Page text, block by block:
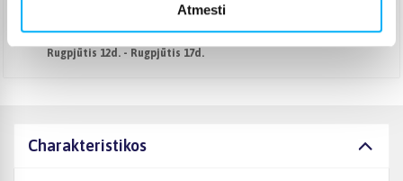
Atmesti
Rugpjūtis 12d. - Rugpjūtis 17d.
Atsiėmimas Veiverių g. 171, Kaunas (1,99 €)
Rugpjūtis 12d. - Rugpjūtis 17d.
Charakteristikos